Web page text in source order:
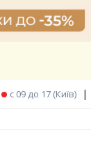
c 09 до 17 (Київ) |